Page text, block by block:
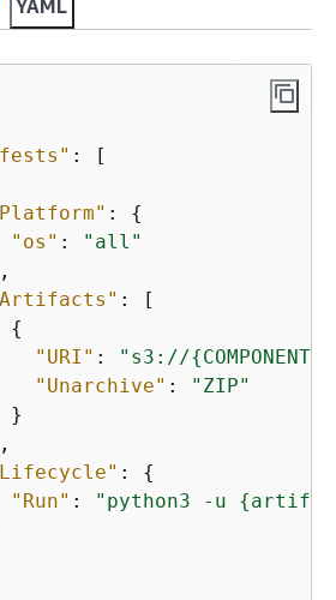
YAML
: [
: {
"os" :
"all"
: [
{
"URI" : "s3://{
"Unarchive" :
"ZIP"
}
: {
"Run" : "python3 -u {